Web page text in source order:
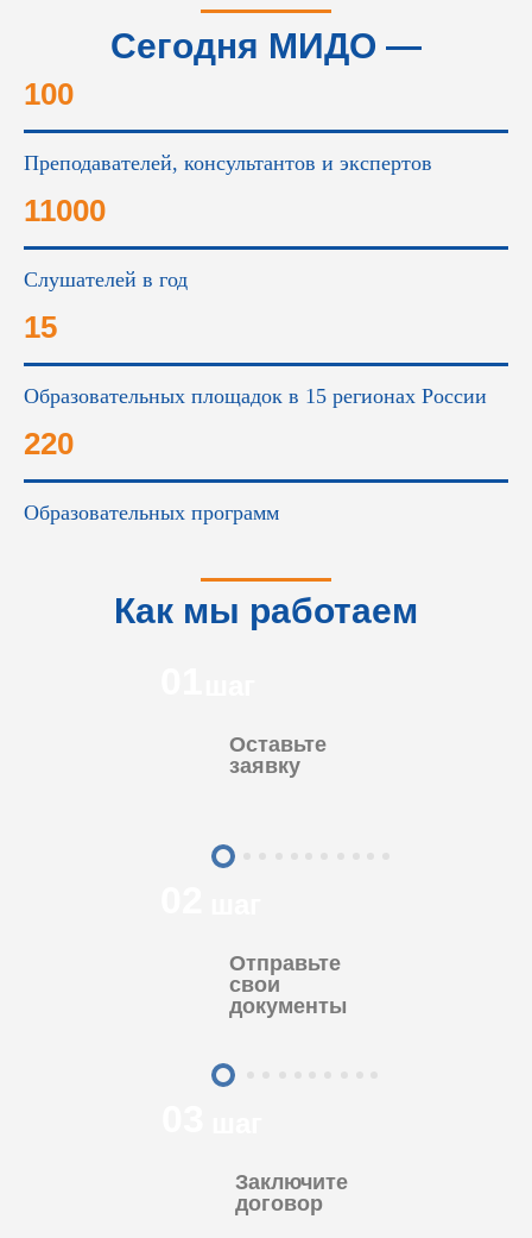
Сегодня МИДО —
100
Преподавателей, консультантов и экспертов
11000
Слушателей в год
15
Образовательных площадок в 15 регионах России
220
Образовательных программ
Как мы работаем
Оставьте
заявку
Отправьте
свои
документы
Заключите
договор